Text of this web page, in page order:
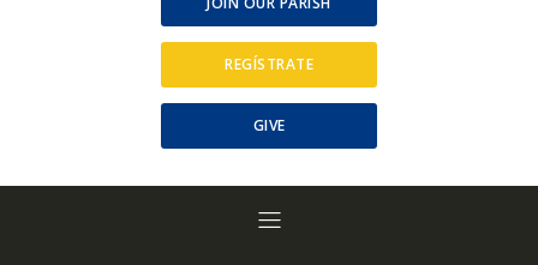
REGÍSTRATE
GIVE